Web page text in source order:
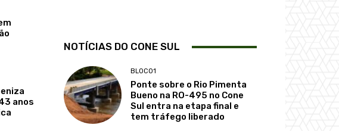
anos
NOTÍCIAS DO CONE SUL
BLOCO1
Ponte sobre o Rio Pimenta
Bueno na RO-495 no Cone
Sul entra na etapa final e
tem tráfego liberado